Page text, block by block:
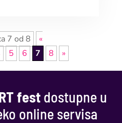
7 od 8
«
5 6 7 8 »
fest dostupne u
online servisa